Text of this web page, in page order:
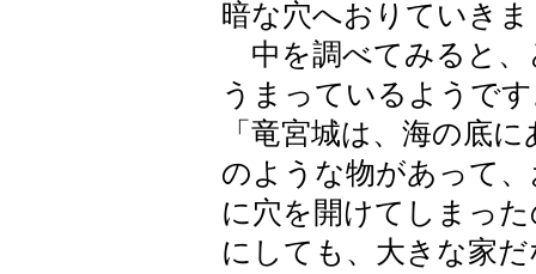
暗な穴へおりていき
中を調べてみると、
うまっているようで
「竜宮城は、海の底
のような物があって
に穴を開けてしまっ
にしても、大きな家だ